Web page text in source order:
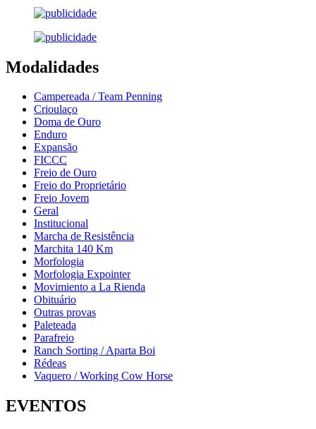
Modalidades
Campereada / Team Penning
Crioulaço
Doma de Ouro
Enduro
Expansão
FICCC
Freio de Ouro
Freio do Proprietário
Freio Jovem
Geral
Institucional
Marcha de Resistência
Marchita 140 Km
Morfologia
Morfologia Expointer
Movimiento a La Rienda
Obituário
Outras provas
Paleteada
Parafreio
Ranch Sorting / Aparta Boi
Rédeas
Vaquero / Working Cow Horse
EVENTOS